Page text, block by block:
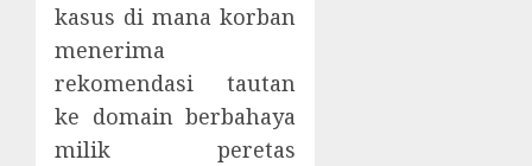
kasus di mana korban
menerima
rekomendasi tautan
ke domain berbahaya
milik peretas